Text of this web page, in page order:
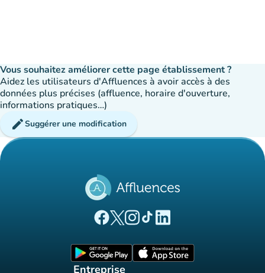
Vous souhaitez améliorer cette page établissement ?
Aidez les utilisateurs d'Affluences à avoir accès à des
données plus précises (affluence, horaire d'ouverture,
informations pratiques…)
editSuggérer une modification
(nouvel onglet)
(nouvel onglet)
(nouvel onglet)
(nouvel onglet)
(nouvel onglet)
Entreprise